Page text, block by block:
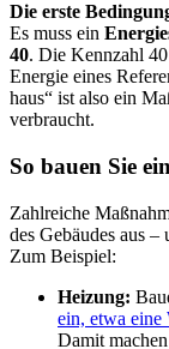
Die erste
Es muss ein
40. Die Kennzahl
Energie eines
haus“ ist also ein
verbraucht.
So bauen Sie
Zahlreiche
des Gebäudes aus
Zum Beispiel:
Heizung:
ein, etwa eine
Damit